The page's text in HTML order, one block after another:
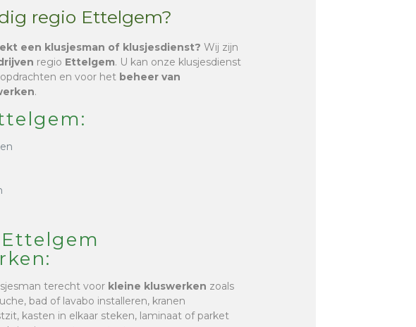
regio Ettelgem?
een klusjesman of klusjesdienst? Wij zijn
regio Ettelgem. U kan onze klusjesdienst
en voor het beheer van
.
terecht voor kleine kluswerken zoals
bad of lavabo installeren, kranen
kasten in elkaar steken, laminaat of parket